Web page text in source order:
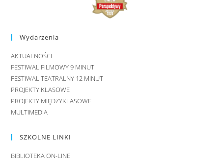
Wydarzenia
AKTUALNOŚCI
FESTIWAL FILMOWY 9 MINUT
FESTIWAL TEATRALNY 12 MINUT
PROJEKTY KLASOWE
PROJEKTY MIĘDZYKLASOWE
MULTIMEDIA
SZKOLNE LINKI
BIBLIOTEKA ON-LINE